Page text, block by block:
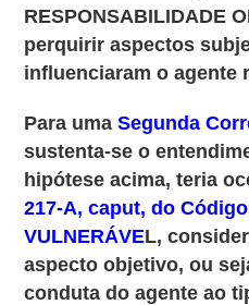
RESPONSABILIDADE
perquirir aspectos
influenciaram o agente
Para umaSegunda
sustenta-se o
hipótese acima, teria
217-A, caput, do
VULNERÁVEL,
aspecto objetivo, ou
conduta do agente ao